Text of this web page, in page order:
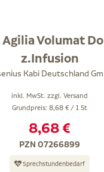
Agilia Volumat
z.Infusion
Kabi Deutschland
inkl. MwSt. zzgl. Versand
Grundpreis: 8,68 € / 1 St
8,68 €
PZN 07266899
Sprechstundenbedarf